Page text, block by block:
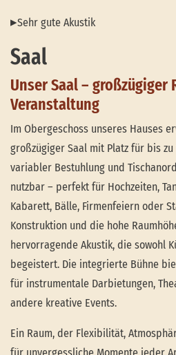
▸Sehr gute Akustik
Saal
Unser Saal – großzügiger
Veranstaltung
Im Obergeschoss unseres Hauses
großzügiger Saal mit Platz für bis zu
variabler Bestuhlung und
nutzbar – perfekt für Hochzeiten,
Kabarett, Bälle, Firmenfeiern oder
Konstruktion und die hohe
hervorragende Akustik, die sowohl
begeistert. Die integrierte Bühne
für instrumentale Darbietungen,
andere kreative Events.
Ein Raum, der Flexibilität,